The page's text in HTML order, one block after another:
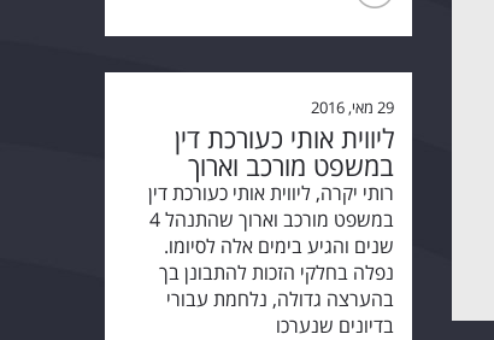
29 מאי, 2016
ליווית אותי כעורכת דין
במשפט מורכב וארוך
רותי יקרה, ליווית אותי כעורכת דין
במשפט מורכב וארוך שהתנהל 4
שנים והגיע בימים אלה לסיומו.
נפלה בחלקי הזכות להתבונן בך
בהערצה גדולה, נלחמת עבורי
בדיונים שנערכו